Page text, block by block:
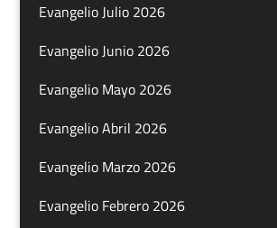
Evangelio Julio 2026
Evangelio Junio 2026
Evangelio Mayo 2026
Evangelio Abril 2026
Evangelio Marzo 2026
Evangelio Febrero 2026